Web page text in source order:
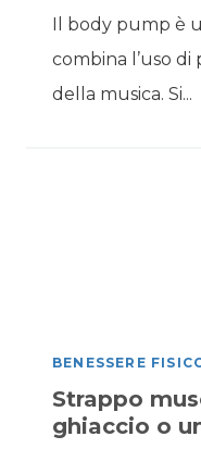
Il body pump è
combina l’uso di
della musica. Si...
BENESSERE
Strappo
ghiaccio o